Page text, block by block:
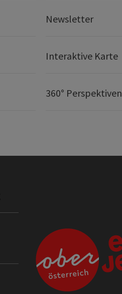
Newsletter
Interaktive Karte
360° Perspektiven